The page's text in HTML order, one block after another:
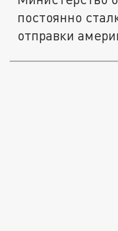
постоянно
отправки